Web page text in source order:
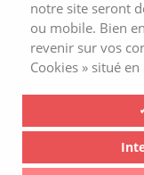
notre site seront
ou mobile. Bien
revenir sur vos
Cookies » situé